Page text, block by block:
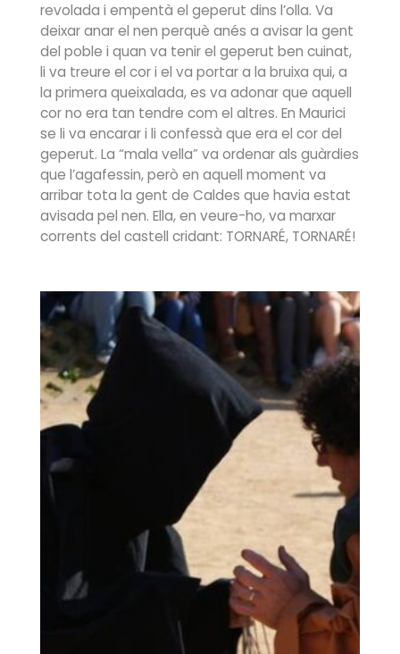
revolada i empentà el geperut dins l’olla. Va
deixar anar el nen perquè anés a avisar la gent
del poble i quan va tenir el geperut ben cuinat,
li va treure el cor i el va portar a la bruixa qui, a
la primera queixalada, es va adonar que aquell
cor no era tan tendre com el altres. En Maurici
se li va encarar i li confessà que era el cor del
geperut. La “mala vella” va ordenar als guàrdies
que l’agafessin, però en aquell moment va
arribar tota la gent de Caldes que havia estat
avisada pel nen. Ella, en veure-ho, va marxar
corrents del castell cridant: TORNARÉ, TORNARÉ!